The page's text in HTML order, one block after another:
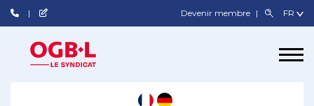
Devenir membre